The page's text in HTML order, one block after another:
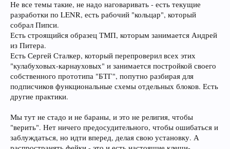
Не все темы такие, не надо наговаривать - есть текущие
разработки по LENR, есть рабочий "кольцар", который
собрал Пипси.
Есть строящийся образец ТМП, которым занимается Андрей
из Питера.
Есть Сергей Сталкер, который перепроверил всех этих
"кулабуховых-карнауховых" и занимается постройкой своего
собственного прототипа "БТГ", попутно разбирая для
подписчиков функциональные схемы отдельных блоков. Есть
другие практики.
Мы тут не стадо и не бараны, и это не религия, чтобы
"верить". Нет ничего предосудительного, чтобы ошибаться и
заблуждаться, но идти вперед, делая свою установку. А